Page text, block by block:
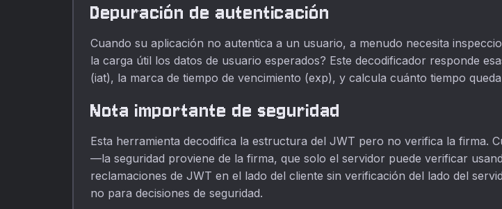
Depuración de autenticación
Cuando su aplicación no autentica a un usuario, a menudo necesita
la carga útil los datos de usuario esperados? Este decodificador responde
(iat), la marca de tiempo de vencimiento (exp), y calcula cuánto tiempo
Nota importante de seguridad
Esta herramienta decodifica la estructura del JWT pero no verifica la firma.
—la seguridad proviene de la firma, que solo el servidor puede verificar
reclamaciones de JWT en el lado del cliente sin verificación del lado del
no para decisiones de seguridad.